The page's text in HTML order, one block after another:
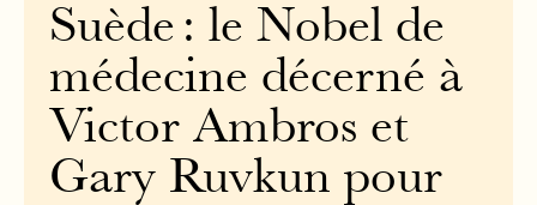
Suède : le Nobel de
médecine décerné à
Victor Ambros et
Gary Ruvkun pour